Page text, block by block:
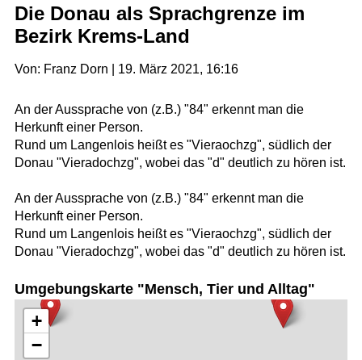
Die Donau als Sprachgrenze im
Bezirk Krems-Land
Von: Franz Dorn | 19. März 2021, 16:16
An der Aussprache von (z.B.) "84" erkennt man die
Herkunft einer Person.
Rund um Langenlois heißt es "Vieraochzg", südlich der
Donau "Vieradochzg", wobei das "d" deutlich zu hören ist.
An der Aussprache von (z.B.) "84" erkennt man die
Herkunft einer Person.
Rund um Langenlois heißt es "Vieraochzg", südlich der
Donau "Vieradochzg", wobei das "d" deutlich zu hören ist.
Umgebungskarte "Mensch, Tier und Alltag"
+
−